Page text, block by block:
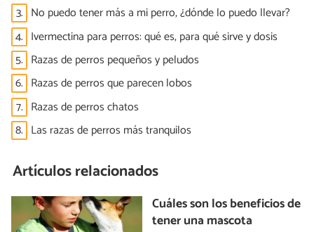
3. No puedo tener más a mi perro, ¿dónde lo puedo llevar?
4. Ivermectina para perros: qué es, para qué sirve y dosis
5. Razas de perros pequeños y peludos
6. Razas de perros que parecen lobos
7. Razas de perros chatos
8. Las razas de perros más tranquilos
Artículos relacionados
Cuáles son los beneficios de
tener una mascota